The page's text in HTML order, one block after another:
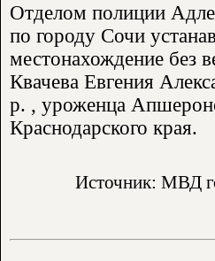
Отделом полиции
по городу Сочи
местонахождение без
Квачева Евгения
р. , уроженца
Краснодарского края.
Источник: МВД